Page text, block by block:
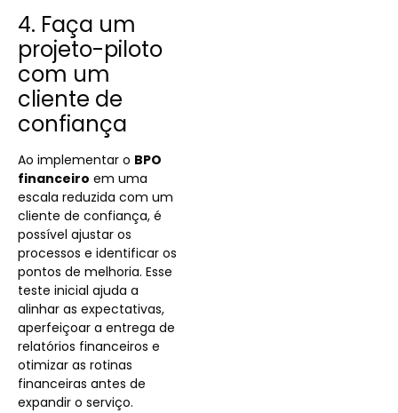
4. Faça um
projeto-piloto
com um
cliente de
confiança
Ao implementar o BPO
financeiro em uma
escala reduzida com um
cliente de confiança, é
possível ajustar os
processos e identificar os
pontos de melhoria. Esse
teste inicial ajuda a
alinhar as expectativas,
aperfeiçoar a entrega de
relatórios financeiros e
otimizar as rotinas
financeiras antes de
expandir o serviço.